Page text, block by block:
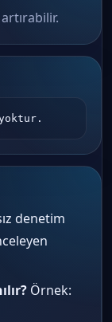
denetim
Örnek: